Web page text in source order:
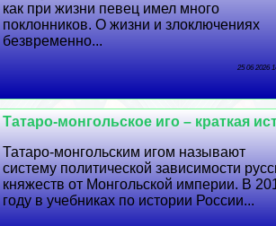
как при жизни певец имел много
поклонников. О жизни и злоключениях
безвременно...
25 06 2026
Татаро-монгольское иго – краткая
Татаро-монгольским игом называют
систему политической зависимости
княжеств от Монгольской империи. В
году в учебниках по истории России...